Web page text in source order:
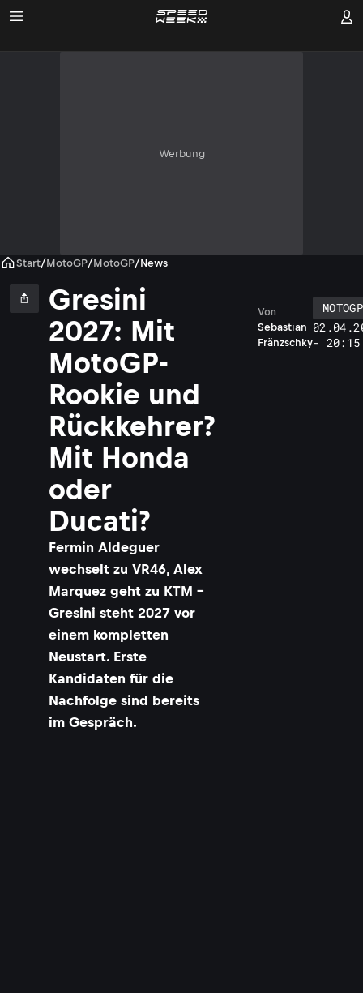
Werbung
Start/MotoGP/MotoGP/News
Gresini
2027: Mit
MotoGP-
Rookie und
Rückkehrer?
Mit Honda
oder
Ducati?
Fermin Aldeguer
wechselt zu VR46, Alex
Marquez geht zu KTM –
Gresini steht 2027 vor
einem kompletten
Neustart. Erste
Kandidaten für die
Nachfolge sind bereits
im Gespräch.
Sebastian
Fränzschky
Von
MOTOGP
- 20:15